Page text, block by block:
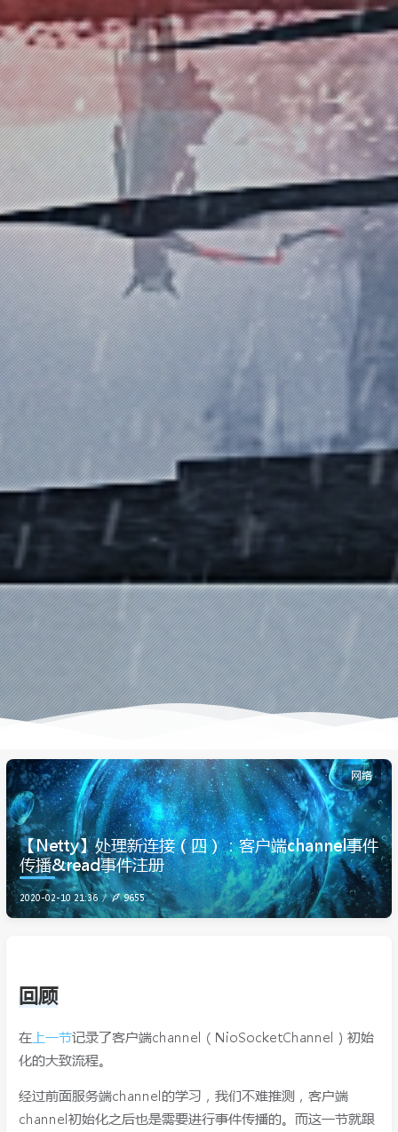
网络
【Netty】处理新连接（四）：客户端channel事件
传播&read事件注册
2020-02-10 21:36 9655
回顾
在 上一节记录了客户端channel（NioSocketChannel）初始
化的大致流程。
经过前面服务端channel的学习，我们不难推测，客户端
channel初始化之后也是需要进行事件传播的。而这一节就跟